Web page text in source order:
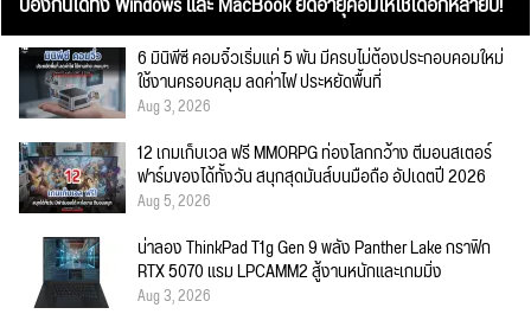
6 มินิพีซี คอมจิ๋วเริ่มแค่ 5 พัน มีครบไม่ต้องประกอบคอมใหม่
ใช้งานครอบคลุม ลดค่าไฟ ประหยัดพื้นที่
Aug 3, 2026
12 เกมเก็บเวล ฟรี MMORPG ท่องโลกกว้าง ตีมอนสเตอร์
ฟาร์มของได้ทั้งวัน สนุกสุดมันส์บนมือถือ อัปเดตปี 2026
Aug 5, 2026
น่าลอง ThinkPad T1g Gen 9 พลัง Panther Lake กราฟิก
RTX 5070 แรม LPCAMM2 สู้งานหนักและเกมมิ่ง
Aug 3, 2026